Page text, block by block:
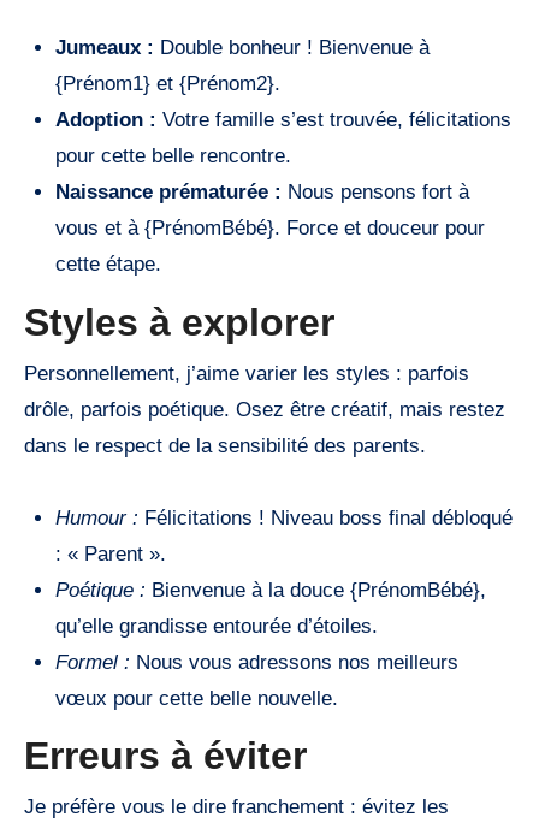
Jumeaux : Double bonheur ! Bienvenue à
{Prénom1} et {Prénom2}.
Adoption : Votre famille s’est trouvée, félicitations
pour cette belle rencontre.
Naissance prématurée : Nous pensons fort à
vous et à {PrénomBébé}. Force et douceur pour
cette étape.
Styles à explorer
Personnellement, j’aime varier les styles : parfois
drôle, parfois poétique. Osez être créatif, mais restez
dans le respect de la sensibilité des parents.
Humour : Félicitations ! Niveau boss final débloqué
: « Parent ».
Poétique : Bienvenue à la douce {PrénomBébé},
qu’elle grandisse entourée d’étoiles.
Formel : Nous vous adressons nos meilleurs
vœux pour cette belle nouvelle.
Erreurs à éviter
Je préfère vous le dire franchement : évitez les